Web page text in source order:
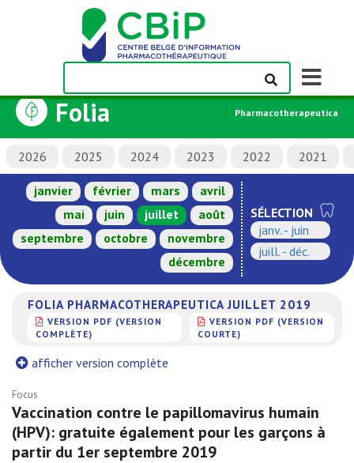
Afficher/
la
de
navigation
Folia Pharmacotherapeutica
2026 2025 2024 2023 2022 2021
janvier février mars
avril
mai
juin juillet
août
septembre
octobre
novembre
décembre
SÉLECTION
janv. - juin
juill. - déc.
FOLIA PHARMACOTHERAPEUTICA JUILLET 2019
VERSION PDF (VERSION
COMPLÈTE)
VERSION PDF (VERSION
COURTE)
afficher version complète
Focus
Vaccination contre le papillomavirus humain
(HPV): gratuite également pour les garçons à
partir du 1er septembre 2019